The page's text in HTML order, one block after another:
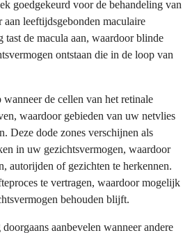
goedgekeurd voor de behandeling van
aan leeftijdsgebonden maculaire
tast de macula aan, waardoor blinde
ontstaan die in de loop van
de cellen van het retinale
waardoor gebieden van uw netvlies
Deze dode zones verschijnen als
in uw gezichtsvermogen, waardoor
autorijden of gezichten te herkennen.
te vertragen, waardoor mogelijk
behouden blijft.
aanbevelen wanneer andere